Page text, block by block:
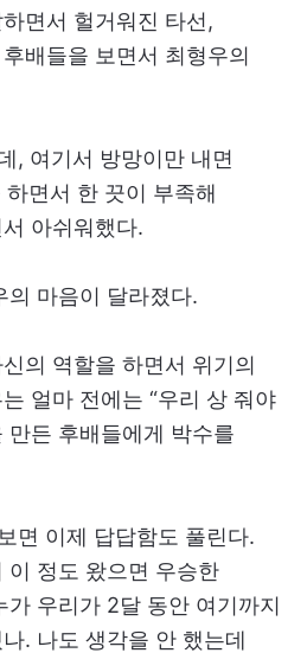
면서 헐거워진 타선,
배들을 보면서 최형우의
, 여기서 방망이만 내면
면서 한 끗이 부족해
아쉬워했다.
의 마음이 달라졌다.
의 역할을 하면서 위기의
얼마 전에는 “우리 상 줘야
만든 후배들에게 박수를
면 이제 답답함도 풀린다.
이 정도 왔으면 우승한
가 우리가 2달 동안 여기까지
. 나도 생각을 안 했는데